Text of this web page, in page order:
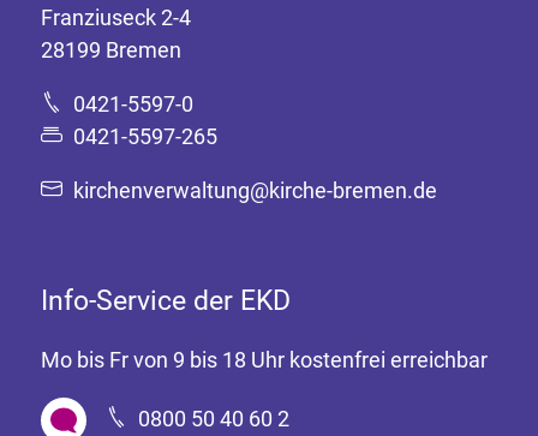
Franziuseck 2-4
28199 Bremen
0421-5597-0
0421-5597-265
kirchenverwaltung@kirche-bremen.de
Info-Service der EKD
Mo bis Fr von 9 bis 18 Uhr kostenfrei erreichbar
0800 50 40 60 2